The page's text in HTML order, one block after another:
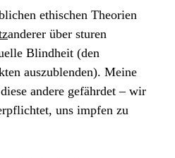
ethischen Theorien
anderer über sturen
Blindheit (den
auszublenden). Meine
andere gefährdet – wir
uns impfen zu